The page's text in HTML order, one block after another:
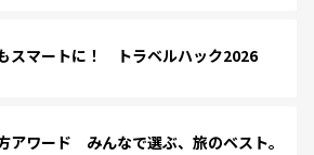
スマートに！ トラベルハック2026
アワード みんなで選ぶ、旅のベスト。